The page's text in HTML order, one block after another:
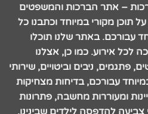
– אתר הברכות והמשפטים
תוכן מקורי במיוחד וכתבנו כל
עבורכם. באתר שלנו תוכלו
לכל אירוע. כמו כן, אצלנו
פתגמים, ניבים וביטויים, שירותי
עבורכם, בדיחות מצחיקות
ומעוררות מחשבה, פתרונות
להדפסה לילדים שבינינו.